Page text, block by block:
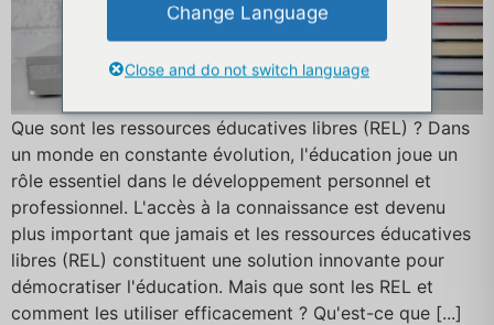
Que sont les ressources éducatives libres (REL) ? Dans
un monde en constante évolution, l'éducation joue un
rôle essentiel dans le développement personnel et
professionnel. L'accès à la connaissance est devenu
plus important que jamais et les ressources éducatives
libres (REL) constituent une solution innovante pour
démocratiser l'éducation. Mais que sont les REL et
comment les utiliser efficacement ? Qu'est-ce que [...]
Change Language
Close and do not switch language